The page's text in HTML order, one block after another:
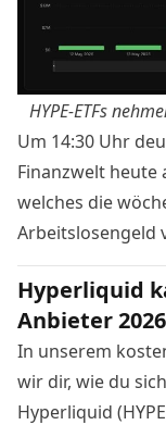
HYPE-ETFs
Um 14:30 Uhr
Finanzwelt heute
welches die
Arbeitslosengeld
Hyperliquid
Anbieter 2026
In unserem
wir dir, wie du
Hyperliquid